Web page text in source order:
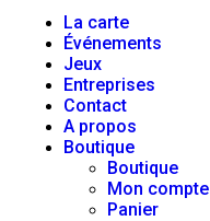
La carte
Événements
Jeux
Entreprises
Contact
A propos
Boutique
Boutique
Mon compte
Panier